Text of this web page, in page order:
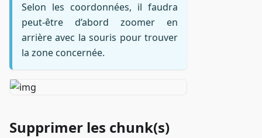
Selon les coordonnées, il faudra
peut-être d’abord zoomer en
arrière avec la souris pour trouver
la zone concernée.
Supprimer les chunk(s)